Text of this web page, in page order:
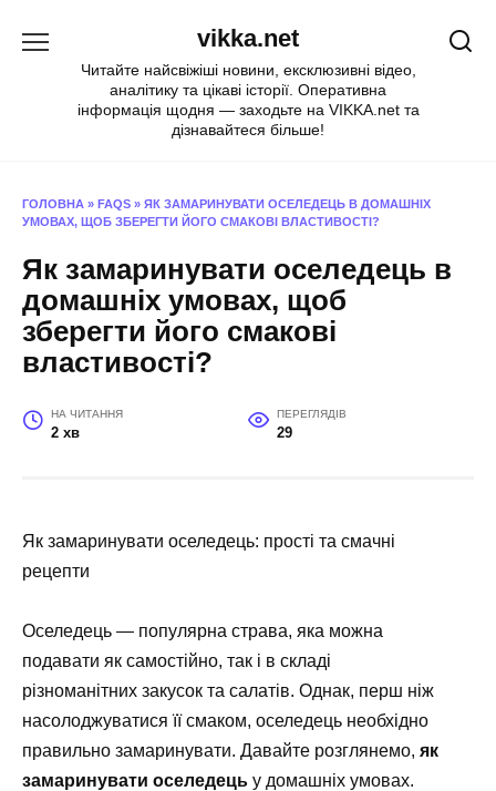
vikka.net
Читайте найсвіжіші новини, ексклюзивні відео,
аналітику та цікаві історії. Оперативна
інформація щодня — заходьте на VIKKA.net та
дізнавайтеся більше!
ГОЛОВНА » FAQS » ЯК ЗАМАРИНУВАТИ ОСЕЛЕДЕЦЬ В ДОМАШНІХ
УМОВАХ, ЩОБ ЗБЕРЕГТИ ЙОГО СМАКОВІ ВЛАСТИВОСТІ?
Як замаринувати оселедець в
домашніх умовах, щоб
зберегти його смакові
властивості?
НА ЧИТАННЯ
2 хв
ПЕРЕГЛЯДІВ
29
Як замаринувати оселедець: прості та смачні
рецепти
Оселедець — популярна страва, яка можна
подавати як самостійно, так і в складі
різноманітних закусок та салатів. Однак, перш ніж
насолоджуватися її смаком, оселедець необхідно
правильно замаринувати. Давайте розглянемо, як
замаринувати оселедець у домашніх умовах.